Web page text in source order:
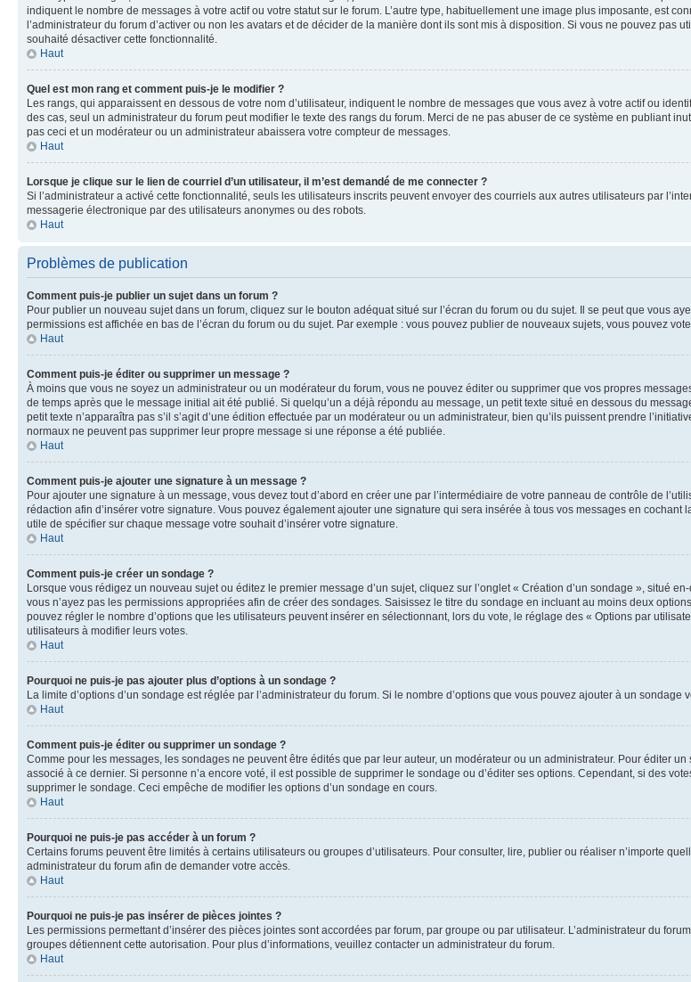
indiquent le nombre de messages à votre actif ou votre statut sur le forum. L’autre type, habituellement une image plus imposante, est
l’administrateur du forum d’activer ou non les avatars et de décider de la manière dont ils sont mis à disposition. Si vous ne pouvez pas
souhaité désactiver cette fonctionnalité.
Haut
Quel est mon rang et comment puis-je le modifier ?
Les rangs, qui apparaissent en dessous de votre nom d’utilisateur, indiquent le nombre de messages que vous avez à votre actif ou
des cas, seul un administrateur du forum peut modifier le texte des rangs du forum. Merci de ne pas abuser de ce système en publiant
pas ceci et un modérateur ou un administrateur abaissera votre compteur de messages.
Haut
Lorsque je clique sur le lien de courriel d’un utilisateur, il m’est demandé de me connecter ?
Si l’administrateur a activé cette fonctionnalité, seuls les utilisateurs inscrits peuvent envoyer des courriels aux autres utilisateurs par
messagerie électronique par des utilisateurs anonymes ou des robots.
Haut
Problèmes de publication
Comment puis-je publier un sujet dans un forum ?
Pour publier un nouveau sujet dans un forum, cliquez sur le bouton adéquat situé sur l’écran du forum ou du sujet. Il se peut que vous
permissions est affichée en bas de l’écran du forum ou du sujet. Par exemple : vous pouvez publier de nouveaux sujets, vous pouvez
Haut
Comment puis-je éditer ou supprimer un message ?
À moins que vous ne soyez un administrateur ou un modérateur du forum, vous ne pouvez éditer ou supprimer que vos propres
de temps après que le message initial ait été publié. Si quelqu’un a déjà répondu au message, un petit texte situé en dessous du
petit texte n’apparaîtra pas s’il s’agit d’une édition effectuée par un modérateur ou un administrateur, bien qu’ils puissent prendre
normaux ne peuvent pas supprimer leur propre message si une réponse a été publiée.
Haut
Comment puis-je ajouter une signature à un message ?
Pour ajouter une signature à un message, vous devez tout d’abord en créer une par l’intermédiaire de votre panneau de contrôle de
rédaction afin d’insérer votre signature. Vous pouvez également ajouter une signature qui sera insérée à tous vos messages en
utile de spécifier sur chaque message votre souhait d’insérer votre signature.
Haut
Comment puis-je créer un sondage ?
Lorsque vous rédigez un nouveau sujet ou éditez le premier message d’un sujet, cliquez sur l’onglet « Création d’un sondage », situé
vous n’ayez pas les permissions appropriées afin de créer des sondages. Saisissez le titre du sondage en incluant au moins deux
pouvez régler le nombre d’options que les utilisateurs peuvent insérer en sélectionnant, lors du vote, le réglage des « Options par
utilisateurs à modifier leurs votes.
Haut
Pourquoi ne puis-je pas ajouter plus d’options à un sondage ?
La limite d’options d’un sondage est réglée par l’administrateur du forum. Si le nombre d’options que vous pouvez ajouter à un
Haut
Comment puis-je éditer ou supprimer un sondage ?
Comme pour les messages, les sondages ne peuvent être édités que par leur auteur, un modérateur ou un administrateur. Pour éditer
associé à ce dernier. Si personne n’a encore voté, il est possible de supprimer le sondage ou d’éditer ses options. Cependant, si des
supprimer le sondage. Ceci empêche de modifier les options d’un sondage en cours.
Haut
Pourquoi ne puis-je pas accéder à un forum ?
Certains forums peuvent être limités à certains utilisateurs ou groupes d’utilisateurs. Pour consulter, lire, publier ou réaliser n’importe
administrateur du forum afin de demander votre accès.
Haut
Pourquoi ne puis-je pas insérer de pièces jointes ?
Les permissions permettant d’insérer des pièces jointes sont accordées par forum, par groupe ou par utilisateur. L’administrateur du
groupes détiennent cette autorisation. Pour plus d’informations, veuillez contacter un administrateur du forum.
Haut